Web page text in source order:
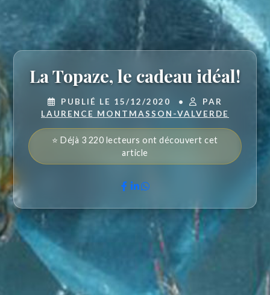
La Topaze, le cadeau idéal!
PUBLIÉ LE 15/12/2020 •
PAR
LAURENCE MONTMASSON-VALVERDE
⭐ Déjà 3 220 lecteurs ont découvert cet
article